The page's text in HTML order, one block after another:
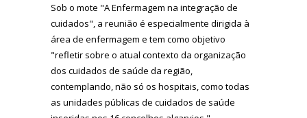
Sob o mote "A Enfermagem na integração de
cuidados", a reunião é especialmente dirigida à
área de enfermagem e tem como objetivo
"refletir sobre o atual contexto da organização
dos cuidados de saúde da região,
contemplando, não só os hospitais, como todas
as unidades públicas de cuidados de saúde